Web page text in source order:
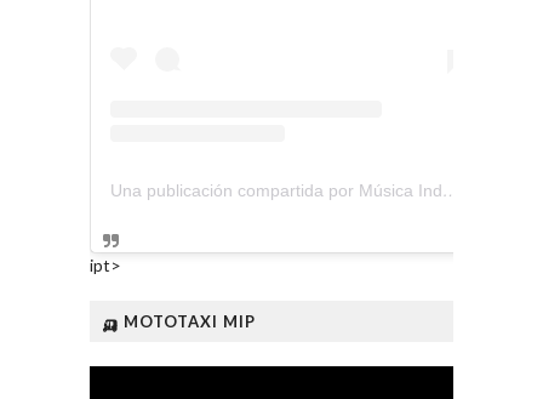
Una publicación compartida por Música Independiente Perú 🇵🇪 (@musica.independiente.peru)
ipt>
🛺 MOTOTAXI MIP